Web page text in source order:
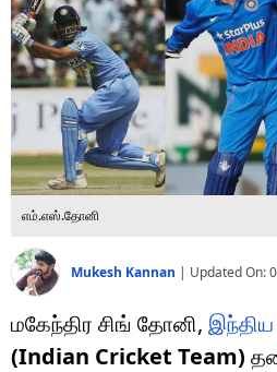
ஷார்ட் வீடியோஸ்
வலை கதைகள்
போட்டோ கேலரி
எம்.எஸ்.தோனி
Mukesh Kannan | Updated On:
மகேந்திர சிங் தோனி, இந்திய
(Indian Cricket Team)